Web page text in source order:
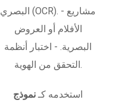
البصري (OCR). - مشاريع
الأفلام أو العروض
البصرية. - اختبار أنظمة
التحقق من الهوية.
استخدمه كـنموذج